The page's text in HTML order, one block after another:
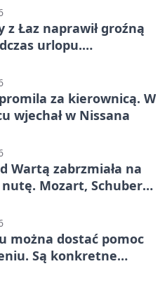
z Łaz naprawił groźną
urlopu.
za kierownicą. W
wjechał w Nissana
Wartą zabrzmiała na
Mozart, Schubert i
można dostać pomoc
Są konkretne